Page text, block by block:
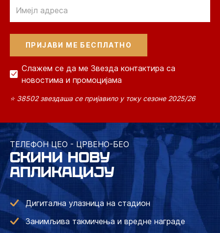
Слажем се да ме Звезда контактира са
новостима и промоцијама
⭐ 38502 звездаша се пријавило у току сезоне 2025/26
ТЕЛЕФОН ЦЕО - ЦРВЕНО-БЕО
СКИНИ НОВУ
АПЛИКАЦИЈУ
Дигитална улазница на стадион
Занимљива такмичења и вредне награде